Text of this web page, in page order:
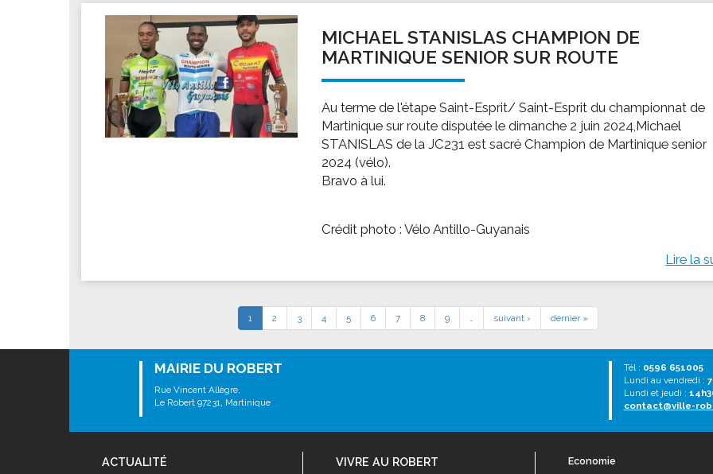
MICHAEL STANISLAS CHAMPION DE
MARTINIQUE SENIOR SUR ROUTE
Au terme de l'étape Saint-Esprit/ Saint-Esprit du championnat de
Martinique sur route disputée le dimanche 2 juin 2024,Michael
STANISLAS de la JC231 est sacré Champion de Martinique senior
2024 (vélo).
Bravo à lui.
Crédit photo : Vélo Antillo-Guyanais
Lire la
1 2 3 4 5 6 7 8 9 suivant › dernier »
MAIRIE DU ROBERT
Rue Vincent Allègre,
Le Robert 97231, Martinique
Tél : 0596 651005
Lundi au vendredi :
Lundi et jeudi :
contact@ville-
ACTUALITÉ VIVRE AU ROBERT Economie